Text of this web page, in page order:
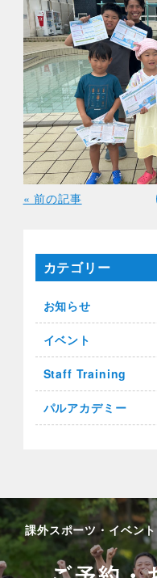
« 前の記事
カテゴリー
お知らせ
イベント
Staff Training
パルアカデミー
課外スポーツ・イベン